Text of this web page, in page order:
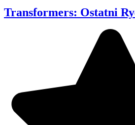
Transformers: Ostatni